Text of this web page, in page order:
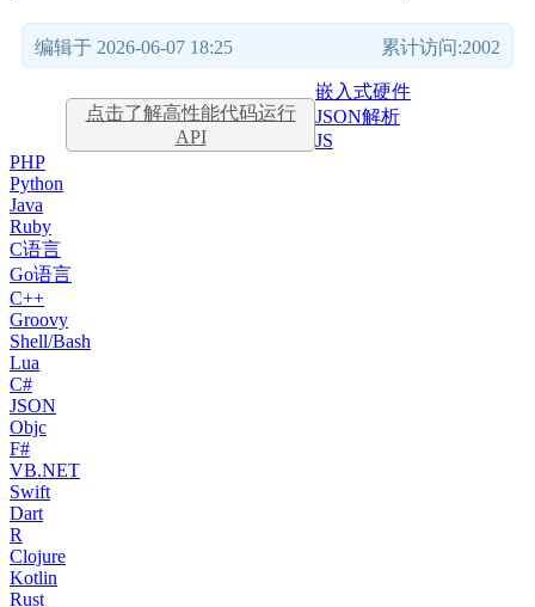
编辑于 2026-06-07 18:25 累计访问:2002
点击了解高性能代码运行
API
嵌入式硬件
JSON解析
JS
PHP
Python
Java
Ruby
C语言
Go语言
C++
Groovy
Shell/Bash
Lua
C#
JSON
Objc
F#
VB.NET
Swift
Dart
R
Clojure
Kotlin
Rust